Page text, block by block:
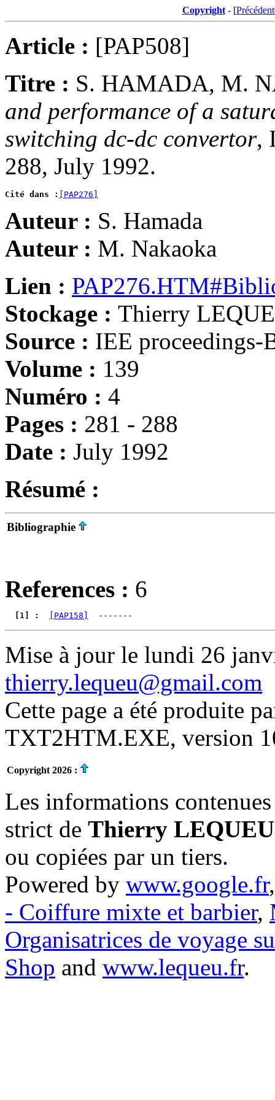
Copyright- [
Article : [PAP508]
Titre : S. HAMADA, M.
and performance of a
switching dc-dc convertor,
288, July 1992.
Cité dans : [PAP276]
Auteur : S. Hamada
Auteur : M. Nakaoka
Lien :
Stockage : Thierry
Source : IEE proceedings-
Volume : 139
Numéro : 4
Pages : 281 - 288
Date : July 1992
Résumé :
Bibliographie
References : 6
  [1] :
[PAP158]
Mise à jour le lundi 26
thierry.lequeu@gmail.com
Cette page a été produite
TXT2HTM.EXE, version
Copyright 2026 :
Les informations
strict de Thierry LEQUEU
ou copiées par un tiers.
Powered by www.google.fr
- Coiffure mixte et barbier,
Organisatrices de voyage
Shop and www.lequeu.fr.